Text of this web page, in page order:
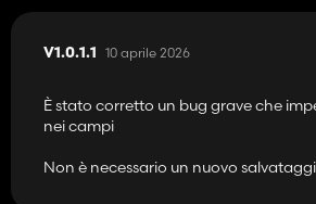
V1.0.1.1 10 aprile 2026
È stato corretto un bug grave che
nei campi
Non è necessario un nuovo